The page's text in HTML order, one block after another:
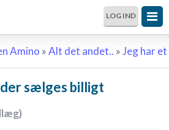
LOG IND
Amino »Alt det andet.. »Jeg har
sælges billigt